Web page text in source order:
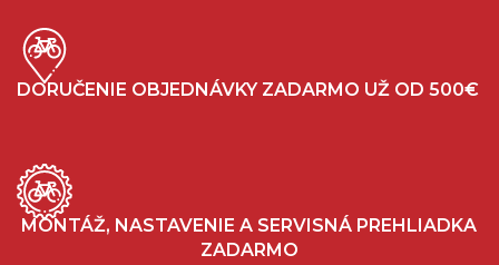
MONTÁŽ, NASTAVENIE A SERVISNÁ PREHLIADKA
ZADARMO
DORUČENIE OBJEDNÁVKY ZADARMO UŽ OD 500€